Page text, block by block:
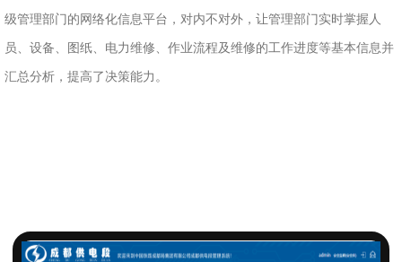
级管理部门的网络化信息平台，对内不对外，让管理部门实时掌握人
员、设备、图纸、电力维修、作业流程及维修的工作进度等基本信息并
汇总分析，提高了决策能力。